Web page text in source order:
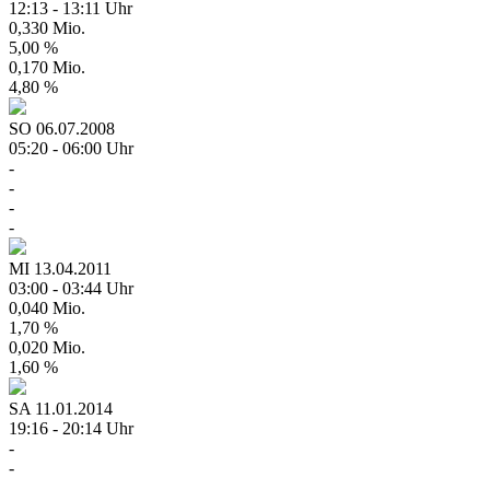
12:13 - 13:11 Uhr
0,330 Mio.
5,00 %
0,170 Mio.
4,80 %
SO 06.07.2008
05:20 - 06:00 Uhr
-
-
-
-
MI 13.04.2011
03:00 - 03:44 Uhr
0,040 Mio.
1,70 %
0,020 Mio.
1,60 %
SA 11.01.2014
19:16 - 20:14 Uhr
-
-